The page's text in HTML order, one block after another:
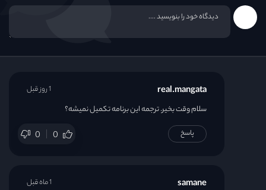
real.mangata
سلام وقت بخیر. ترجمه این برنامه تکمیل نمیشه؟
0 0
1 روز قبل
پاسخ
samane 1 ماه قبل